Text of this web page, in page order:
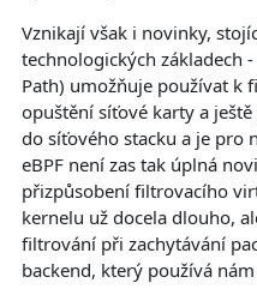
Vznikají však i novinky,
technologických základech
Path) umožňuje používat k
opuštění síťové karty a
do síťového stacku a je pro
eBPF není zas tak úplná
přizpůsobení filtrovacího
kernelu už docela dlouho,
filtrování při zachytávání
backend, který používá